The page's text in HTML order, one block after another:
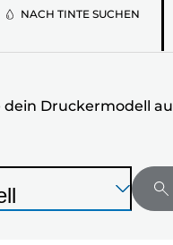
NACH TINTE SUCHEN
Druckermodell